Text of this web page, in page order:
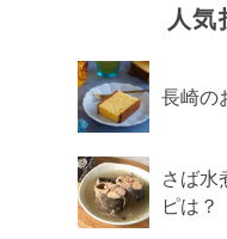
人気
長崎の
さば水
ピは？